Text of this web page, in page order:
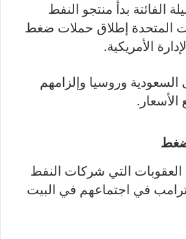
الفائتة بدأ منتجو النفط
المتحدة إطلاق حملات ضغط
الأمريكية.
وروسيا وإلزامهم
الأسعار.
التي شركات النفط
في اجتماعهم في البيت